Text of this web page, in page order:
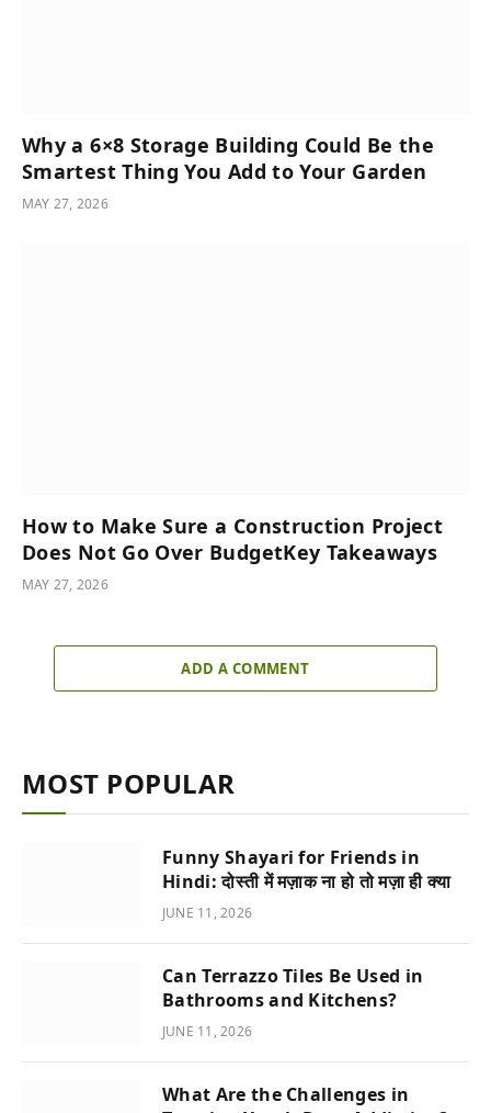
Why a 6×8 Storage Building Could Be the
Smartest Thing You Add to Your Garden
MAY 27, 2026
How to Make Sure a Construction Project
Does Not Go Over BudgetKey Takeaways
MAY 27, 2026
ADD A COMMENT
MOST POPULAR
Funny Shayari for Friends in
Hindi: दोस्ती में मज़ाक ना हो तो मज़ा ही क्या
JUNE 11, 2026
Can Terrazzo Tiles Be Used in
Bathrooms and Kitchens?
JUNE 11, 2026
What Are the Challenges in